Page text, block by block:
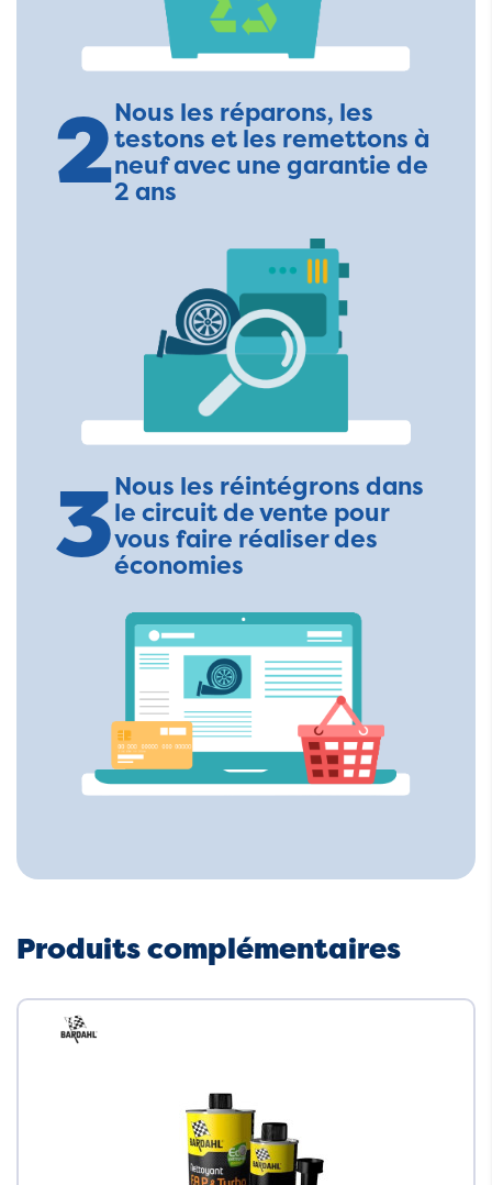
2Nous les réparons, les
testons et les remettons à
neuf avec une garantie de
2 ans
3Nous les réintégrons dans
le circuit de vente pour
vous faire réaliser des
économies
Produits complémentaires
Neuf